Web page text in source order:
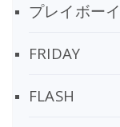
プレイボーイ
FRIDAY
FLASH